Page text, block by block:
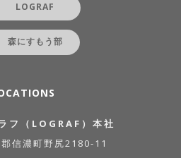
LOGRAF
森にすもう部
フ（LOGRAF）本社
信濃町野尻2180-11